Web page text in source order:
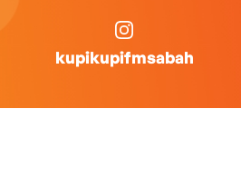
kupikupifmsabah